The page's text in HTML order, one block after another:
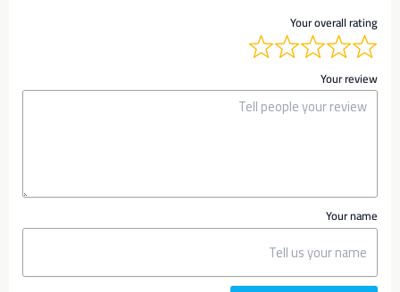
Your overall rating
Your review
Your name